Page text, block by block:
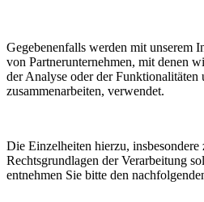
Gegebenenfalls werden mit unserem
von Partnerunternehmen, mit denen
der Analyse oder der Funktionalitäten
zusammenarbeiten, verwendet.
Die Einzelheiten hierzu,
Rechtsgrundlagen der Verarbeitung
entnehmen Sie bitte den